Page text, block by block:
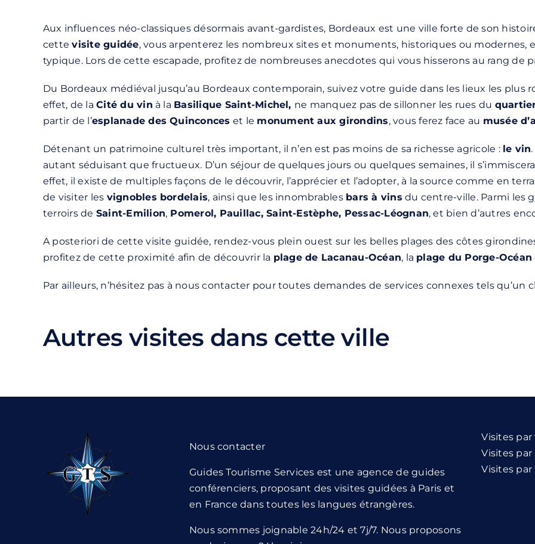
Aux influences néo-classiques désormais avant-gardistes, Bordeaux est une ville forte de son
cettevisite guidée, vous arpenterez les nombreux sites et monuments, historiques ou modernes,
typique. Lors de cette escapade, profitez de nombreuses anecdotes qui vous hisserons au rang de
Du Bordeaux médiéval jusqu’au Bordeaux contemporain, suivez votre guide dans les lieux les plus
effet, de laCité du vin à la Basilique Saint-Michel, ne manquez pas de sillonner les rues du
partir de l’esplanade des Quinconces et le monument aux girondins, vous ferez face au musée
Détenant un patrimoine culturel très important, il n’en est pas moins de sa richesse agricole : le vin
autant séduisant que fructueux. D’un séjour de quelques jours ou quelques semaines, il
effet, il existe de multiples façons de le découvrir, l’apprécier et l’adopter, à la source comme en
de visiter les vignobles bordelais, ainsi que les innombrables bars à vins du centre-ville. Parmi les
terroirs de Saint-Emilion, Pomerol, Pauillac, Saint-Estèphe, Pessac-Léognan, et bien d’autres
A posteriori de cette visite guidée, rendez-vous plein ouest sur les belles plages des côtes
profitez de cette proximité afin de découvrir la plage de Lacanau-Océan, la plage du Porge-Océan
Par ailleurs, n’hésitez pas à nous contacter pour toutes demandes de services connexes tels qu’un
Autres visites dans cette ville
Nous contacter
Guides Tourisme Services est une agence de guides
conférenciers, proposant des visites guidées à Paris et
en France dans toutes les langues étrangères.
Nous sommes joignable 24h/24 et 7j/7. Nous proposons
Visites par
Visites
Visites